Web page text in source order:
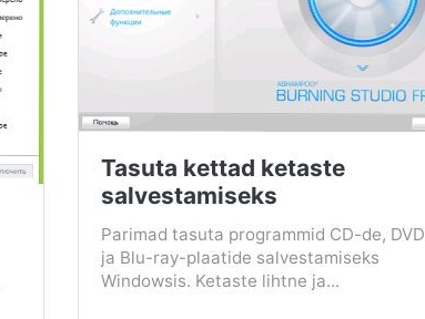
Tasuta kettad ketaste
salvestamiseks
Parimad tasuta programmid CD-de, DVD
ja Blu-ray-plaatide salvestamiseks
Windowsis. Ketaste lihtne ja...